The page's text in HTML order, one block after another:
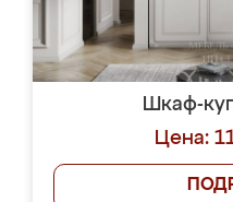
Шкаф-
Цена: